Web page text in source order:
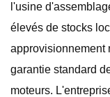
l'usine
élevés de stocks
approvisionnement
garantie standard
moteurs.